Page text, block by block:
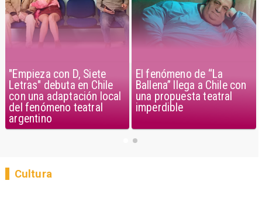
"Empieza con D, Siete
Letras" debuta en Chile
con una adaptación local
del fenómeno teatral
argentino
El fenómeno de “La
Ballena” llega a Chile con
una propuesta teatral
imperdible
Cultura